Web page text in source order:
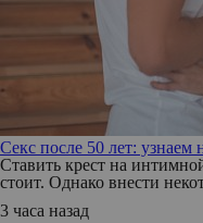
Секс после 50 лет:
Ставить крест на
стоит. Однако внести
3 часа назад